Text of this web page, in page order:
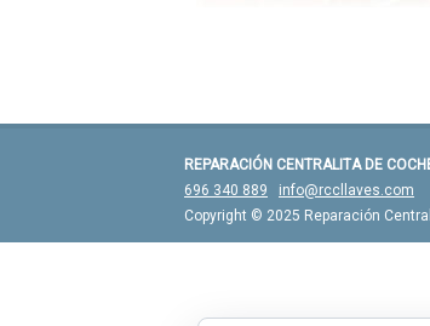
REPARACIÓN CENTRALITA DE
696 340 889
info@rccllaves.com
Copyright © 2025 Reparación